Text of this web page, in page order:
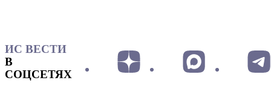
ИС ВЕСТИ
В
СОЦСЕТЯХ